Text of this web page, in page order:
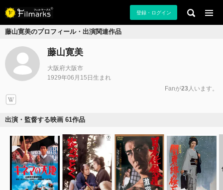
登録・ログイン
藤山寛美のプロフィール・出演関連作品
藤山寛美
大阪府大阪市
1929年06月15日生まれ
Fanが23 人います。
出演・監督する映画 61作品